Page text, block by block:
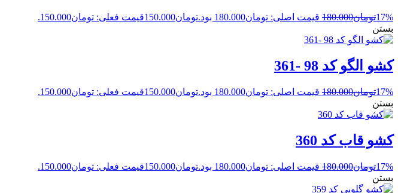
17%تومان180.000 قیمت اصلی: تومان180.000 بود. تومان150.000قیمت فعلی: تومان150.000.
بستن
کشو الگو کد 98 -361
17%تومان180.000 قیمت اصلی: تومان180.000 بود. تومان150.000قیمت فعلی: تومان150.000.
بستن
کشو قاب کد 360
17%تومان180.000 قیمت اصلی: تومان180.000 بود. تومان150.000قیمت فعلی: تومان150.000.
بستن